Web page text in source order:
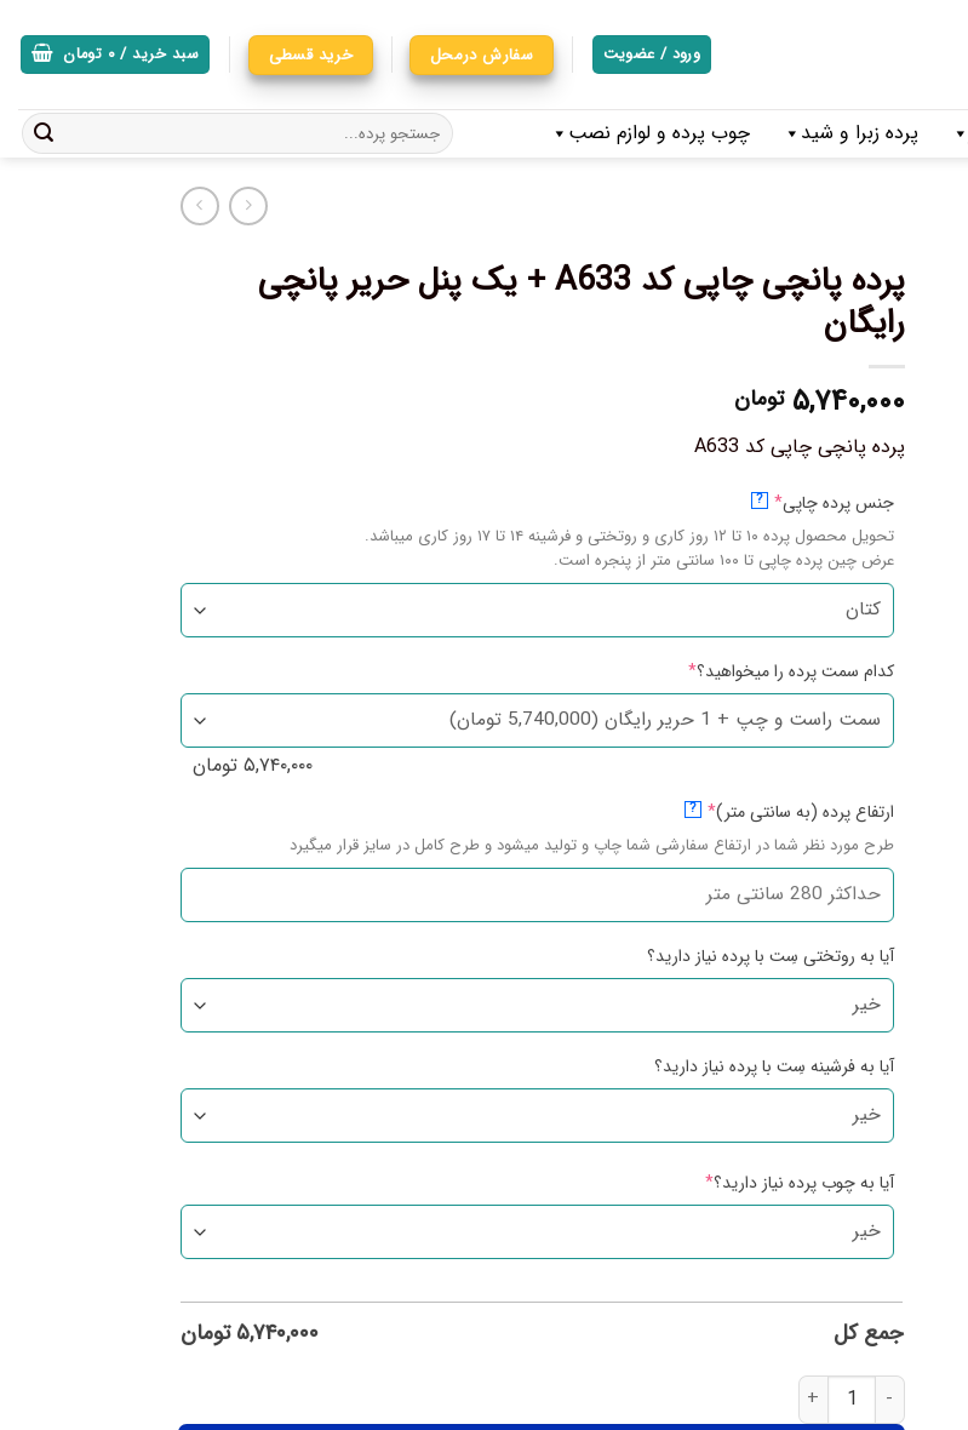
ورود / عضویت سفارش درمحل خرید قسطی سبد خرید / ۰ تومان
پرده زبرا و شید چوب پرده و لوازم نصب
پرده پانچی چاپی کد A633 + یک پنل حریر پانچی
رایگان
۵,۷۴۰,۰۰۰ تومان
پرده پانچی چاپی کد A633
جنس پرده چاپی*
?
تحویل محصول پرده ۱۰ تا ۱۲ روز کاری و روتختی و فرشینه ۱۴ تا ۱۷ روز کاری میباشد.
عرض چین پرده چاپی تا ۱۰۰ سانتی متر از پنجره است.
کدام سمت پرده را میخواهید؟*
۵,۷۴۰,۰۰۰ تومان
ارتفاع پرده (به سانتی متر)*
?
طرح مورد نظر شما در ارتفاع سفارشی شما چاپ و تولید میشود و طرح کامل در سایز قرار میگیرد
آیا به روتختی سِت با پرده نیاز دارید؟
آیا به فرشینه سِت با پرده نیاز دارید؟
آیا به چوب پرده نیاز دارید؟*
جمع کل ۵,۷۴۰,۰۰۰ تومان